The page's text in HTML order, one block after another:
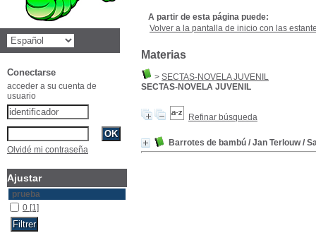
A partir de esta página puede:
Volver a la pantalla de inicio con las
Materias
> SECTAS-NOVELA JUVENIL
SECTAS-NOVELA JUVENIL
Refinar búsqueda
Barrotes de bambú / Jan Terlouw/
Conectarse
acceder a su cuenta de
usuario
Olvidé mi contraseña
Ajustar
prueba
0 [1]